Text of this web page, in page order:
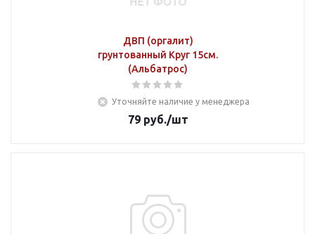
ДВП (оргалит)
грунтованный Круг 15см.
(Альбатрос)
Уточняйте наличие у менеджера
79руб./шт